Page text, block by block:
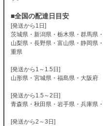
■全国の配達日目安
[発送から1日]
茨城県・新潟県・栃木県・群馬県
山梨県・長野県・富山県・静岡県
重県
[発送から1～1.5日]
山形県・宮城県・福島県・大阪府
[発送から1.5～2日]
青森県・秋田県・岩手県・兵庫県
[発送から2～3日]